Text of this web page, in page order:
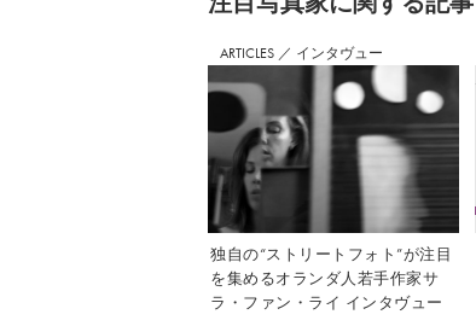
ARTICLES ／ インタヴュー
独自の“ストリートフォト”が注目
を集めるオランダ人若手作家サ
ラ・ファン・ライ インタヴュー